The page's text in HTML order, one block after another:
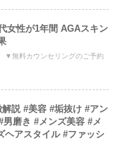
女性が1年間 AGAスキン
無料カウンセリングのご予約
説 #美容 #垢抜け #アン
磨き #メンズ美容 #メ
ヘアスタイル #ファッシ